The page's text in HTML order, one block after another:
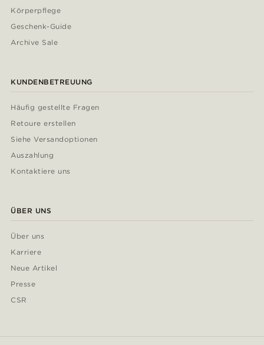
Körperpflege
Geschenk-Guide
Archive Sale
KUNDENBETREUUNG
Häufig gestellte Fragen
Retoure erstellen
Siehe Versandoptionen
Auszahlung
Kontaktiere uns
ÜBER UNS
Über uns
Karriere
Neue Artikel
Presse
CSR